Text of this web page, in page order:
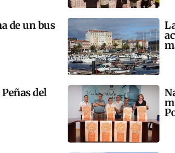
de un bus
del